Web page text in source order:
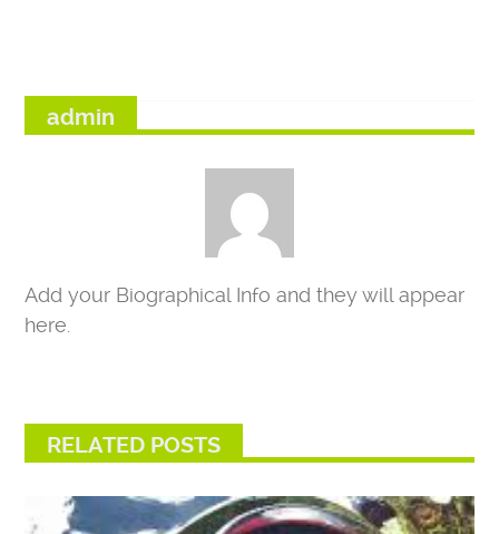
admin
Add your Biographical Info and they will appear
here.
RELATED POSTS